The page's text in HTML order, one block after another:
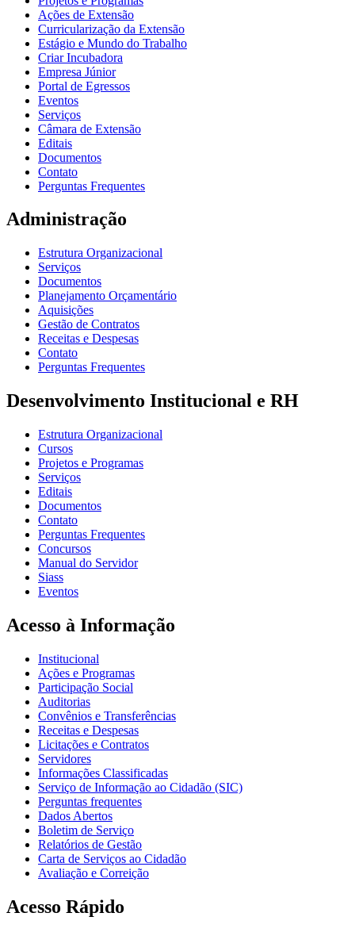
Ações de Extensão
Curricularização da Extensão
Estágio e Mundo do Trabalho
Criar Incubadora
Empresa Júnior
Portal de Egressos
Eventos
Serviços
Câmara de Extensão
Editais
Documentos
Contato
Perguntas Frequentes
Administração
Estrutura Organizacional
Serviços
Documentos
Planejamento Orçamentário
Aquisições
Gestão de Contratos
Receitas e Despesas
Contato
Perguntas Frequentes
Desenvolvimento Institucional e RH
Estrutura Organizacional
Cursos
Projetos e Programas
Serviços
Editais
Documentos
Contato
Perguntas Frequentes
Concursos
Manual do Servidor
Siass
Eventos
Acesso à Informação
Institucional
Ações e Programas
Participação Social
Auditorias
Convênios e Transferências
Receitas e Despesas
Licitações e Contratos
Servidores
Informações Classificadas
Serviço de Informação ao Cidadão (SIC)
Perguntas frequentes
Dados Abertos
Boletim de Serviço
Relatórios de Gestão
Carta de Serviços ao Cidadão
Avaliação e Correição
Acesso Rápido